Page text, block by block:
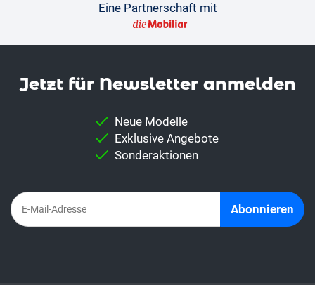
Eine Partnerschaft mit
Jetzt für News­letter anmelden
Neue Modelle
Exklusive Angebote
Sonderaktionen
Abonnieren